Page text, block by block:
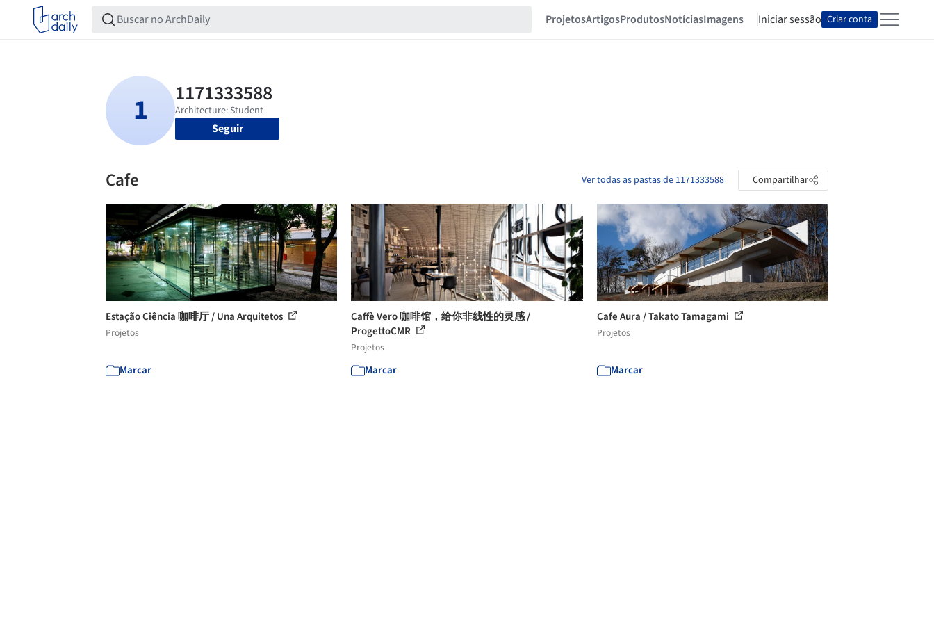
ProjetosArtigosProdutosNotíciasImagens Iniciar sessão Criar conta
Seguir
Cafe Ver todas as pastas de 1171333588 Compartilhar
Estação Ciência 咖啡厅 / Una Arquitetos
Projetos
Marcar
Caffè Vero 咖啡馆，给你非线性的灵感 /
ProgettoCMR
Projetos
Marcar
Cafe Aura / Takato Tamagami
Projetos
Marcar